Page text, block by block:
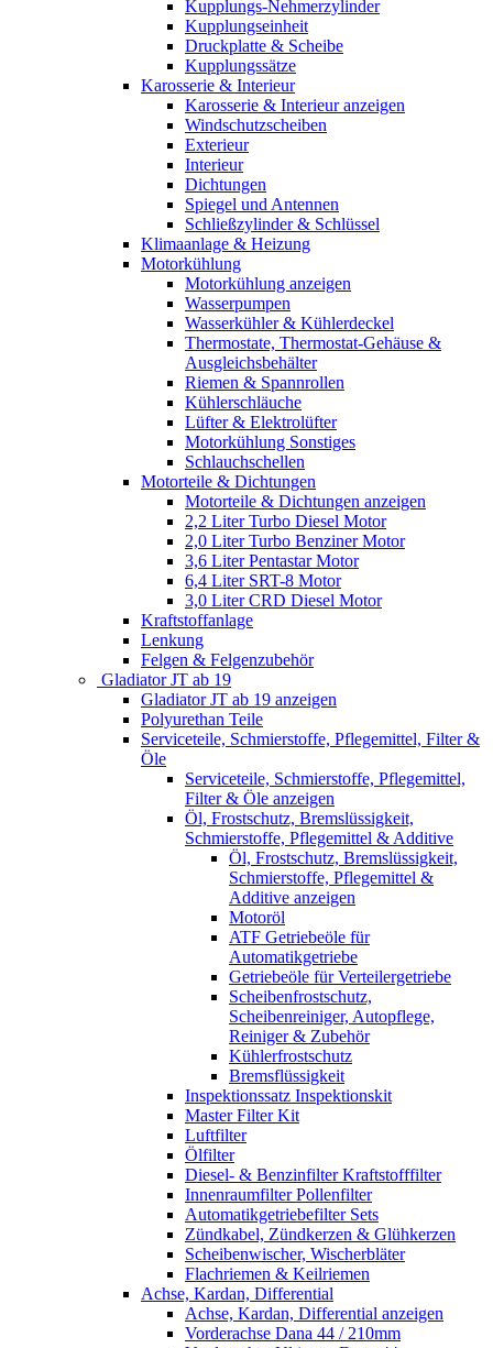
Kupplungs-Nehmerzylinder
Kupplungseinheit
Druckplatte & Scheibe
Kupplungssätze
Karosserie & Interieur
Karosserie & Interieur anzeigen
Windschutzscheiben
Exterieur
Interieur
Dichtungen
Spiegel und Antennen
Schließzylinder & Schlüssel
Klimaanlage & Heizung
Motorkühlung
Motorkühlung anzeigen
Wasserpumpen
Wasserkühler & Kühlerdeckel
Thermostate, Thermostat-Gehäuse &
Ausgleichsbehälter
Riemen & Spannrollen
Kühlerschläuche
Lüfter & Elektrolüfter
Motorkühlung Sonstiges
Schlauchschellen
Motorteile & Dichtungen
Motorteile & Dichtungen anzeigen
2,2 Liter Turbo Diesel Motor
2,0 Liter Turbo Benziner Motor
3,6 Liter Pentastar Motor
6,4 Liter SRT-8 Motor
3,0 Liter CRD Diesel Motor
Kraftstoffanlage
Lenkung
Felgen & Felgenzubehör
Gladiator JT ab 19
Gladiator JT ab 19 anzeigen
Polyurethan Teile
Serviceteile, Schmierstoffe, Pflegemittel, Filter &
Öle
Serviceteile, Schmierstoffe, Pflegemittel,
Filter & Öle anzeigen
Öl, Frostschutz, Bremslüssigkeit,
Schmierstoffe, Pflegemittel & Additive
Öl, Frostschutz, Bremslüssigkeit,
Schmierstoffe, Pflegemittel &
Additive anzeigen
Motoröl
ATF Getriebeöle für
Automatikgetriebe
Getriebeöle für Verteilergetriebe
Scheibenfrostschutz,
Scheibenreiniger, Autopflege,
Reiniger & Zubehör
Kühlerfrostschutz
Bremsflüssigkeit
Inspektionssatz Inspektionskit
Master Filter Kit
Luftfilter
Ölfilter
Diesel- & Benzinfilter Kraftstofffilter
Innenraumfilter Pollenfilter
Automatikgetriebefilter Sets
Zündkabel, Zündkerzen & Glühkerzen
Scheibenwischer, Wischerbläter
Flachriemen & Keilriemen
Achse, Kardan, Differential
Achse, Kardan, Differential anzeigen
Vorderachse Dana 44 / 210mm